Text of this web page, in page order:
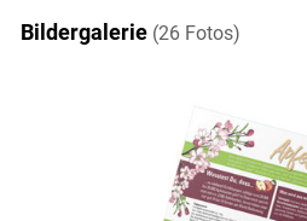
Bildergalerie (26 Fotos)